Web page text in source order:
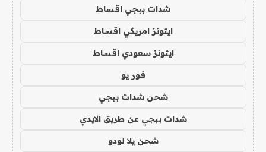
شدات ببجي اقساط
ايتونز امريكي اقساط
ايتونز سعودي اقساط
فور يو
شحن شدات ببجي
شدات ببجي عن طريق الايدي
شحن يلا لودو